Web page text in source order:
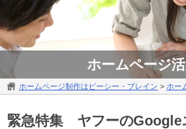
ホームページ
ホームページ制作はピーシー・ブレイン > ホー
緊急特集 ヤフーのGoogle